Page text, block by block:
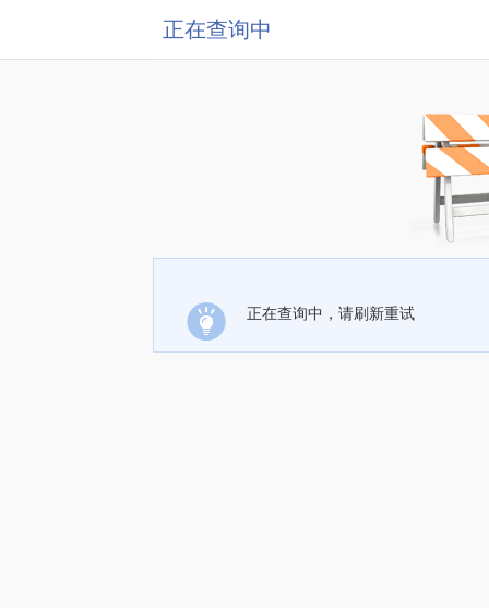
正在查询中
正在查询中，请刷新重试